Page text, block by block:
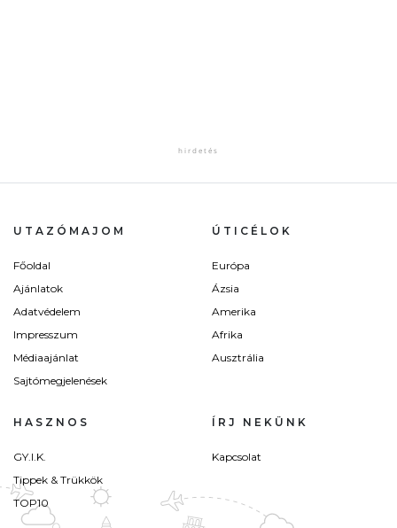
UTAZÓMAJOM
Főoldal
Ajánlatok
Adatvédelem
Impresszum
Médiaajánlat
Sajtómegjelenések
ÚTICÉLOK
Európa
Ázsia
Amerika
Afrika
Ausztrália
HASZNOS
GY.I.K.
Tippek & Trükkök
TOP10
ÍRJ NEKÜNK
Kapcsolat